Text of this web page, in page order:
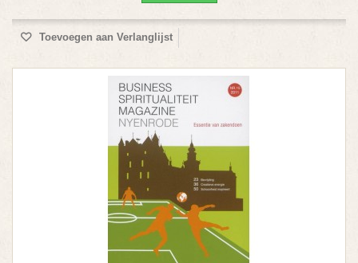
Toevoegen aan Verlanglijst